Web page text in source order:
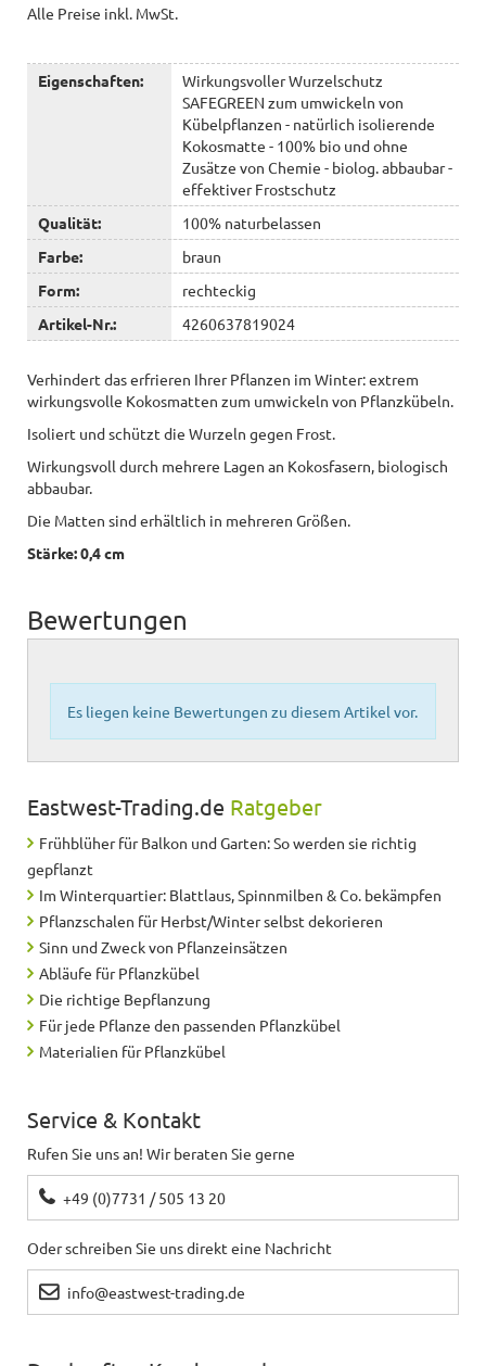
Alle Preise inkl. MwSt.
Eigenschaften:
Wirkungsvoller Wurzelschutz
SAFEGREEN zum umwickeln von
Kübelpflanzen - natürlich isolierende
Kokosmatte - 100% bio und ohne
Zusätze von Chemie - biolog. abbaubar -
effektiver Frostschutz
Qualität:
100% naturbelassen
Farbe:
braun
Form:
rechteckig
Artikel-Nr.:
4260637819024
Verhindert das erfrieren Ihrer Pflanzen im Winter: extrem
wirkungsvolle Kokosmatten zum umwickeln von Pflanzkübeln.
Isoliert und schützt die Wurzeln gegen Frost.
Wirkungsvoll durch mehrere Lagen an Kokosfasern, biologisch
abbaubar.
Die Matten sind erhältlich in mehreren Größen.
Stärke: 0,4 cm
Bewertungen
Es liegen keine Bewertungen zu diesem Artikel vor.
Eastwest-Trading.de Ratgeber
Frühblüher für Balkon und Garten: So werden sie richtig
gepflanzt
Im Winterquartier: Blattlaus, Spinnmilben & Co. bekämpfen
Pflanzschalen für Herbst/Winter selbst dekorieren
Sinn und Zweck von Pflanzeinsätzen
Abläufe für Pflanzkübel
Die richtige Bepflanzung
Für jede Pflanze den passenden Pflanzkübel
Materialien für Pflanzkübel
Service & Kontakt
Rufen Sie uns an! Wir beraten Sie gerne
+49 (0)7731 / 505 13 20
Oder schreiben Sie uns direkt eine Nachricht
info@eastwest-trading.de